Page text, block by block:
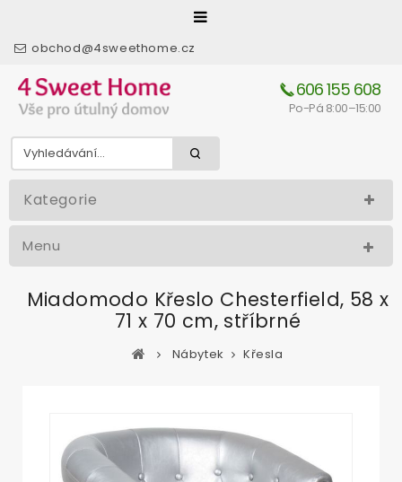
obchod@4sweethome.cz
606 155 608
Po-Pá 8:00–15:00
Kategorie
Menu
Miadomodo Křeslo Chesterfield, 58 x
71 x 70 cm, stříbrné
Nábytek Křesla